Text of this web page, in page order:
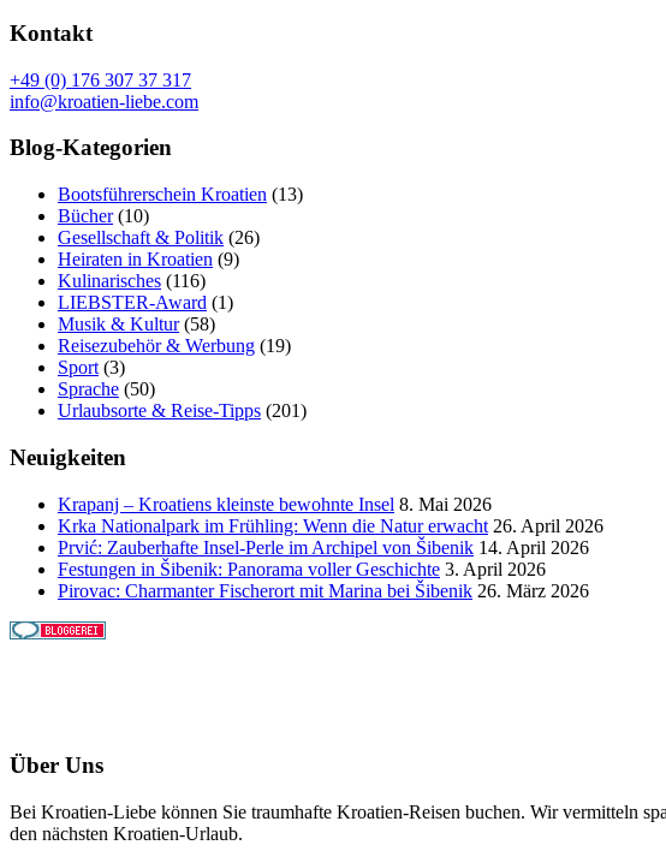
Kontakt
+49 (0) 176 307 37 317
info@kroatien-liebe.com
Blog-Kategorien
Bootsführerschein Kroatien (13)
Bücher(10)
Gesellschaft & Politik (26)
Heiraten in Kroatien (9)
Kulinarisches (116)
LIEBSTER-Award (1)
Musik & Kultur(58)
Reisezubehör & Werbung (19)
Sport (3)
Sprache (50)
Urlaubsorte & Reise-Tipps (201)
Neuigkeiten
Krapanj – Kroatiens kleinste bewohnte Insel 8. Mai 2026
Krka Nationalpark im Frühling: Wenn die Natur erwacht 26. April 2026
Prvić: Zauberhafte Insel-Perle im Archipel von Šibenik 14. April 2026
Festungen in Šibenik: Panorama voller Geschichte 3. April 2026
Pirovac: Charmanter Fischerort mit Marina bei Šibenik 26. März 2026
Über Uns
Bei Kroatien-Liebe können Sie traumhafte Kroatien-Reisen buchen. Wir vermitteln
den nächsten Kroatien-Urlaub.